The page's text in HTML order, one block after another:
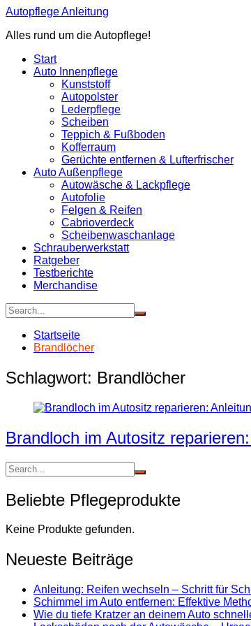
Zum
springen
Autopflege Anleitung
Alles rund um die Autopflege!
Start
Auto Innenpflege
Kunststoff
Autopolster
Lederpflege
Scheiben
Teppich & Fußboden
Kofferraum
Gerüchte entfernen & Lufterfrischer
Auto Außenpflege
Autowäsche & Lackpflege
Autofolie
Felgen & Reifen
Cabrioverdeck
Scheibenwaschanlage
Schrauberwerkstatt
Ratgeber
Testberichte
Merchandise
Startseite
Brandlöcher
Schlagwort: Brandlöcher
Brandloch im Autositz
Beliebte Pflegeprodukte
Keine Produkte gefunden.
Neueste Beiträge
Anleitung: Reifen wechseln – Schritt für
Schimmel im Auto entfernen: Effektive
Wie du tiefe Kratzer an deinem Auto